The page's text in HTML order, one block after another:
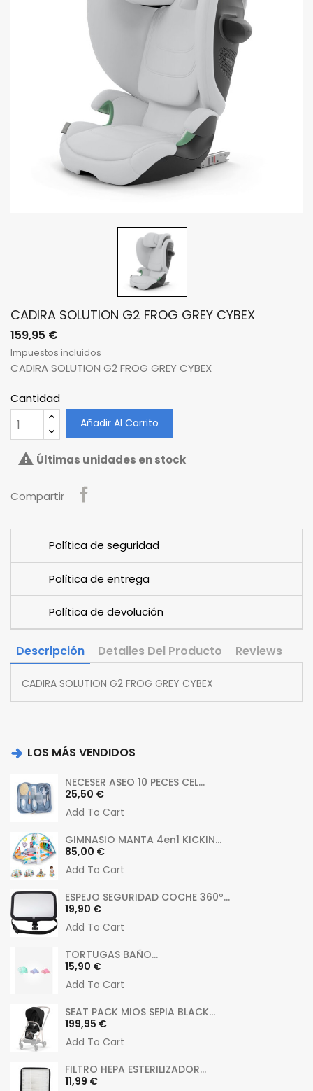
CADIRA SOLUTION G2 FROG GREY CYBEX
159,95 €
Impuestos incluidos
CADIRA SOLUTION G2 FROG GREY CYBEX
Cantidad
Añadir Al Carrito
 Últimas unidades en stock
Compartir
Política de seguridad
Política de entrega
Política de devolución
Descripción Detalles Del Producto Reviews
CADIRA SOLUTION G2 FROG GREY CYBEX
LOS MÁS VENDIDOS
NECESER ASEO 10 PECES CEL...
Precio
25,50 €
Add To Cart
GIMNASIO MANTA 4en1 KICKIN...
Precio
85,00 €
Add To Cart
ESPEJO SEGURIDAD COCHE 360º...
Precio
19,90 €
Add To Cart
TORTUGAS BAÑO...
Precio
15,90 €
Add To Cart
SEAT PACK MIOS SEPIA BLACK...
Precio
199,95 €
Add To Cart
FILTRO HEPA ESTERILIZADOR...
Precio
11,99 €